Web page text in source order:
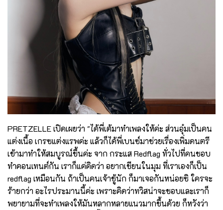
PRETZELLE เปิดเผยว่า "ได้พี่เต้มาทำเพลงให้ค่ะ ส่วนอุ๋มเป็นคน
แต่งเนื้อ เกรซแต่งแรพค่ะ แล้วก็ได้พี่เบนซ์มาช่วยเรื่องเพิ่มดนตรี
เข้ามาทำให้สมบูรณ์ขึ้นค่ะ จาก กระแส Redflag ทั่วไปที่คนชอบ
ทำคอนเทนต์กัน เราก็แค่คิดว่า อยากเขียนในมุม ที่เราเองก็เป็น
redflag เหมือนกัน ถ้าเป็นคนเจ้าชู้นัก ก็มาเจอกันหน่อยซิ ใครจะ
ร้ายกว่า อะไรประมานนี้ค่ะ เพราะคิดว่าทวิสน่าจะชอบและเราก็
พยายามที่จะทำเพลงให้มันหลากหลายแนวมากขึ้นด้วย ก็หวังว่า